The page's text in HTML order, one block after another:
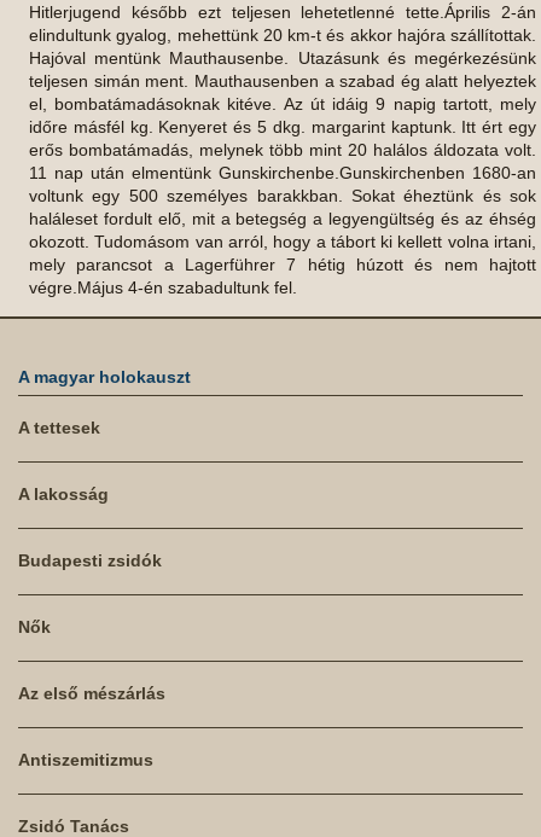
Hitlerjugend később ezt teljesen lehetetlenné tette.Április 2-án
elindultunk gyalog, mehettünk 20 km-t és akkor hajóra szállítottak.
Hajóval mentünk Mauthausenbe. Utazásunk és megérkezésünk
teljesen simán ment. Mauthausenben a szabad ég alatt helyeztek
el, bombatámadásoknak kitéve. Az út idáig 9 napig tartott, mely
időre másfél kg. Kenyeret és 5 dkg. margarint kaptunk. Itt ért egy
erős bombatámadás, melynek több mint 20 halálos áldozata volt.
11 nap után elmentünk Gunskirchenbe.Gunskirchenben 1680-an
voltunk egy 500 személyes barakkban. Sokat éheztünk és sok
haláleset fordult elő, mit a betegség a legyengültség és az éhség
okozott. Tudomásom van arról, hogy a tábort ki kellett volna irtani,
mely parancsot a Lagerführer 7 hétig húzott és nem hajtott
végre.Május 4-én szabadultunk fel.
A magyar holokauszt
A tettesek
A lakosság
Budapesti zsidók
Nők
Az első mészárlás
Antiszemitizmus
Zsidó Tanács